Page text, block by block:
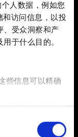
人数据，例如您
和访问信息，以投
、受众洞察和产
于什么目的。
些信息可以精确
识别您的设备
理的更多信息，
中更改或撤回
上查找有关可